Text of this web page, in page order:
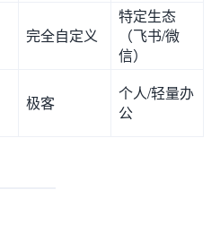
完全自定义
特定生态
（飞书/微
信）
极客
个人/轻量办
公